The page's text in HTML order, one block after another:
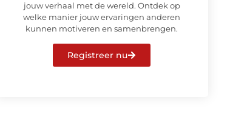
jouw verhaal met de wereld. Ontdek op
welke manier jouw ervaringen anderen
kunnen motiveren en samenbrengen.
Registreer nu